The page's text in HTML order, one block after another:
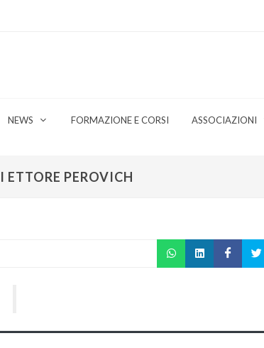
NEWS FORMAZIONE E CORSI ASSOCIAZIONI
ETTORE PEROVICH